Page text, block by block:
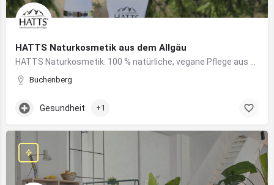
HATTS Naturkosmetik aus dem Allgäu
Buchenberg
Gesundheit +1